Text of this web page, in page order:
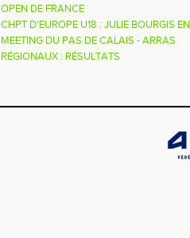
OPEN DE FRANCE
CHPT D'EUROPE U18 : JULIE BOURGIS
MEETING DU PAS DE CALAIS - ARRAS
RÉGIONAUX : RÉSULTATS